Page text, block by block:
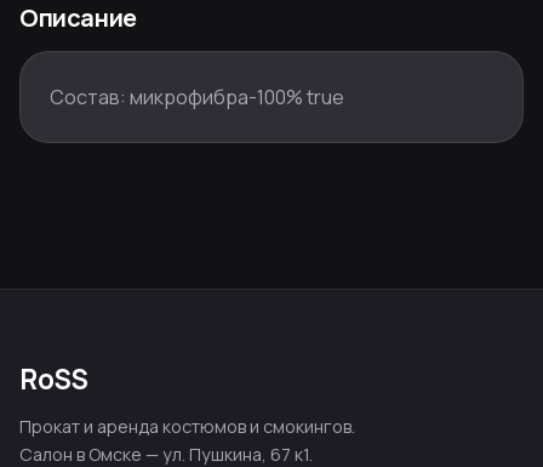
Описание
Состав: микрофибра-100% true
RoSS
Прокат и аренда костюмов и смокингов.
Салон в Омске — ул. Пушкина, 67 к1.